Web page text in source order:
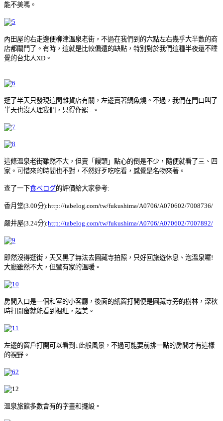
能不美嗎。
內田屋的右走邊便柳津溫泉老街，不過在我們到的六點左右幾乎大半數的商
店都關門了。有時，這就是比較偏遠的缺點，特別對於我們這種半夜還不睡
覺的台北人XD。
逛了半天只發現這間雜貨店有關，左邊賣著鯛魚燒。不過，我們在門口叫了
半天也沒人理我們，只得作罷...。
這條溫泉老街雖然不大，但賣「饅頭」點心的倒是不少，隨便就看了三、四
家。可惜來的時間也不對，不然好歹吃吃看，感覺是名物來著。
查了一下食べログ的評價給大家參考:
香月堂(3.00分):http://tabelog.com/tw/fukushima/A0706/A070602/7008736/
嚴井屋(3.24分):http://tabelog.com/tw/fukushima/A0706/A070602/7007892/
即然沒得逛街，天又黑了無法去圓藏寺拍照，只好回旅遊休息、泡溫泉囉!
大廳雖然不大，但蠻有家的溫暖。
房間入口是一個和室的小客廳，後面的紙窗打開便是圓藏寺旁的樹林，深秋
時打開窗就能看到楓紅，超美。
左邊的窗戶打開可以看到↓此般風景，不過可能要前排一點的房間才有這樣
的視野。
溫泉旅館多數會有的字畫和擺設。